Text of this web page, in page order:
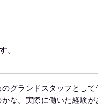
。
のグランドスタッフとし
かな。実際に働いた経験